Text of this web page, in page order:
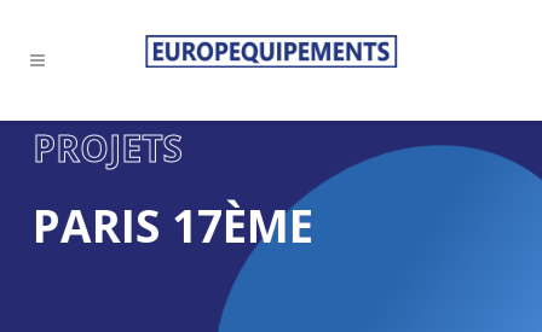
PROJETS
PARIS 17ÈME